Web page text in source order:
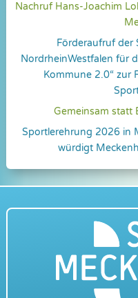
Nachruf Hans-Joachim
Förderaufruf der
NordrheinWestfalen für
Kommune 2.0“ zur
Gemeinsam statt
Sportlerehrung 2026 in
würdigt